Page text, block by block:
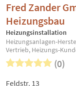
Fred Zander
Heizungsbau
Heizungsinstallation
Heizungsanlagen-
Vertrieb, Heizungs-
(0)
Feldstr. 13